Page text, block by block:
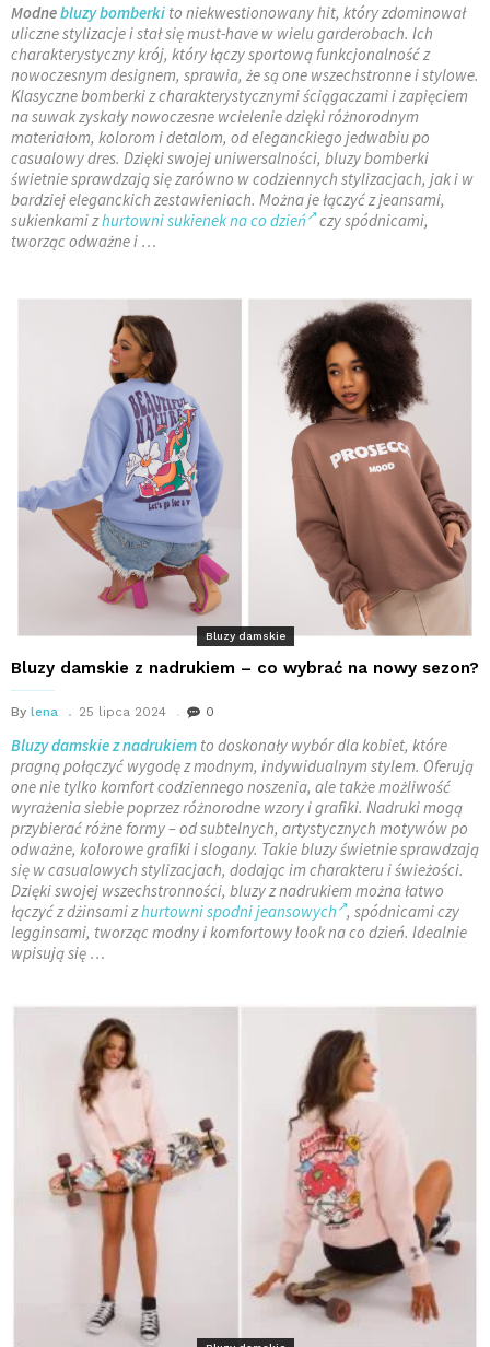
Modnebluzy bomberki to niekwestionowany hit, który zdominował
uliczne stylizacje i stał się must-have w wielu garderobach. Ich
charakterystyczny krój, który łączy sportową funkcjonalność z
nowoczesnym designem, sprawia, że są one wszechstronne i stylowe.
Klasyczne bomberki z charakterystycznymi ściągaczami i zapięciem
na suwak zyskały nowoczesne wcielenie dzięki różnorodnym
materiałom, kolorom i detalom, od eleganckiego jedwabiu po
casualowy dres. Dzięki swojej uniwersalności, bluzy bomberki
świetnie sprawdzają się zarówno w codziennych stylizacjach, jak i w
bardziej eleganckich zestawieniach. Można je łączyć z jeansami,
sukienkami zhurtowni sukienek na co dzień czy spódnicami,
tworząc odważne i …
Bluzy damskie
Bluzy damskie z nadrukiem – co wybrać na nowy sezon?
By lena 25 lipca 2024 0
Bluzy damskie z nadrukiem to doskonały wybór dla kobiet, które
pragną połączyć wygodę z modnym, indywidualnym stylem. Oferują
one nie tylko komfort codziennego noszenia, ale także możliwość
wyrażenia siebie poprzez różnorodne wzory i grafiki. Nadruki mogą
przybierać różne formy – od subtelnych, artystycznych motywów po
odważne, kolorowe grafiki i slogany. Takie bluzy świetnie sprawdzają
się w casualowych stylizacjach, dodając im charakteru i świeżości.
Dzięki swojej wszechstronności, bluzy z nadrukiem można łatwo
łączyć z dżinsami zhurtowni spodni jeansowych , spódnicami czy
legginsami, tworząc modny i komfortowy look na co dzień. Idealnie
wpisują się …